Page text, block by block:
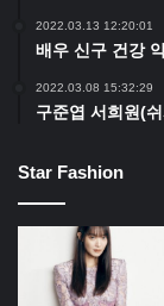
2022.03.13 12:20:01
배우 신구 건강
2022.03.08 15:32:29
구준엽 서희원(
Star Fashion